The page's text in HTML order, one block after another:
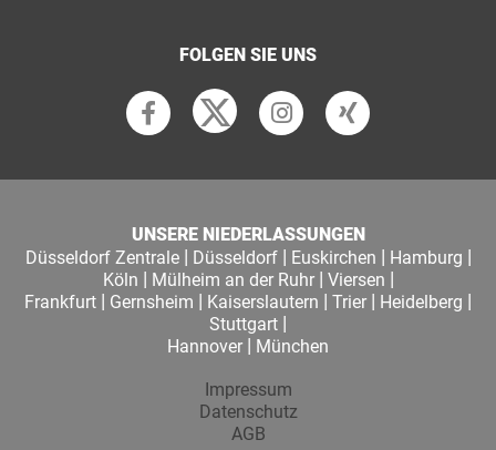
FOLGEN SIE UNS
UNSERE NIEDERLASSUNGEN
Düsseldorf Zentrale| Düsseldorf| Euskirchen | Hamburg |
Köln | Mülheim an der Ruhr| Viersen |
Frankfurt | Gernsheim | Kaiserslautern | Trier | Heidelberg |
Stuttgart |
Hannover | München
Impressum
Datenschutz
AGB